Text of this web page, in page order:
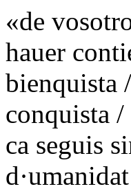
«de
hauer
bienquista
conquista /
ca seguis